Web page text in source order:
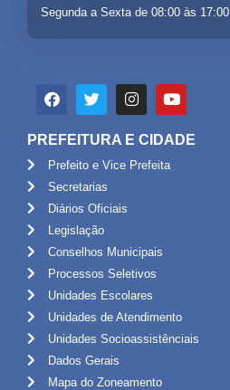
Segunda a Sexta de 08:00 às 17:00
PREFEITURA E CIDADE
Prefeito e Vice Prefeita
Secretarias
Diários Oficiais
Legislação
Conselhos Municipais
Processos Seletivos
Unidades Escolares
Unidades de Atendimento
Unidades Socioassistênciais
Dados Gerais
Mapa do Zoneamento